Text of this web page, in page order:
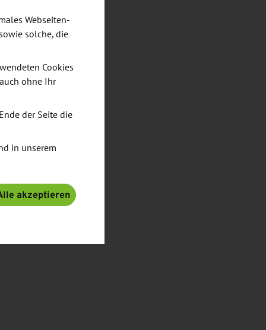
Webseiten-
solche, die
Cookies
ohne Ihr
der Seite die
in unserem
akzeptieren